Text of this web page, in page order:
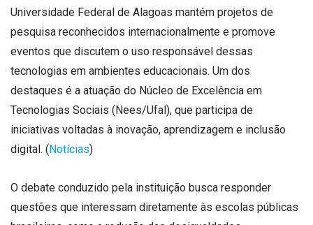
Universidade Federal de Alagoas mantém projetos de
pesquisa reconhecidos internacionalmente e promove
eventos que discutem o uso responsável dessas
tecnologias em ambientes educacionais. Um dos
destaques é a atuação do Núcleo de Excelência em
Tecnologias Sociais (Nees/Ufal), que participa de
iniciativas voltadas à inovação, aprendizagem e inclusão
digital. (Notícias)
O debate conduzido pela instituição busca responder
questões que interessam diretamente às escolas públicas